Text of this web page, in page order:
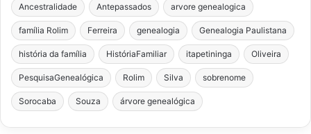
Ancestralidade Antepassados arvore genealogica
família Rolim Ferreira genealogia Genealogia Paulistana
história da família HistóriaFamiliar itapetininga Oliveira
PesquisaGenealógica Rolim Silva sobrenome
Sorocaba Souza árvore genealógica